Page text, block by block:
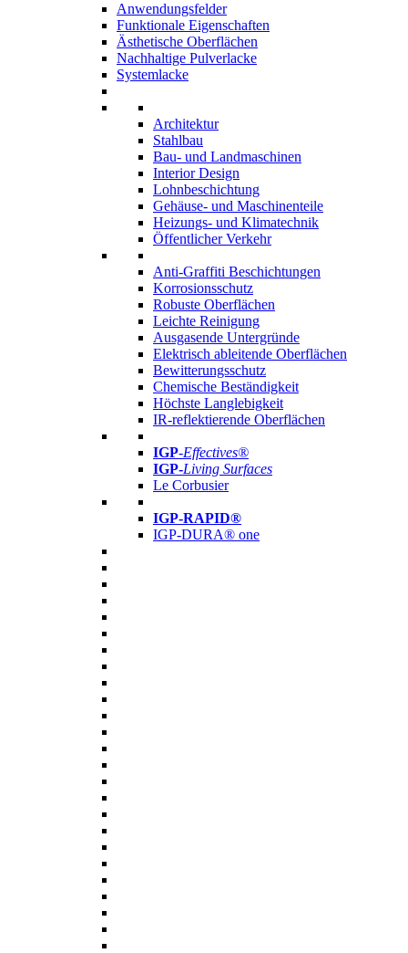
Anwendungsfelder
Funktionale Eigenschaften
Ästhetische Oberflächen
Nachhaltige Pulverlacke
Systemlacke
Architektur
Stahlbau
Bau- und Landmaschinen
Interior Design
Lohnbeschichtung
Gehäuse- und Maschinenteile
Heizungs- und Klimatechnik
Öffentlicher Verkehr
Anti-Graffiti Beschichtungen
Korrosionsschutz
Robuste Oberflächen
Leichte Reinigung
Ausgasende Untergründe
Elektrisch ableitende Oberflächen
Bewitterungsschutz
Chemische Beständigkeit
Höchste Langlebigkeit
IR-reflektierende Oberflächen
IGP-Effectives®
IGP-Living Surfaces
Le Corbusier
IGP-RAPID®
IGP-DURA® one